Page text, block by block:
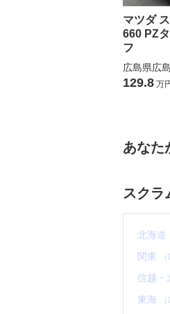
マツダ
660 PZ
フ
広島県広
129.8 万
あなた
スクラ
北海道
関東
信越・
東海